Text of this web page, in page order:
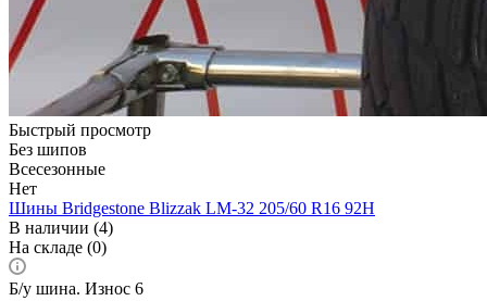
Быстрый просмотр
Без шипов
Всесезонные
Нет
Шины Bridgestone Blizzak LM-32 205/60 R16 92H
В наличии (4)
На складе (0)
Б/у шина. Износ 6